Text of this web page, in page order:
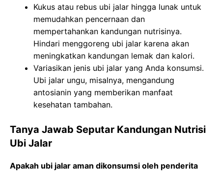
Kukus atau rebus ubi jalar hingga lunak untuk
memudahkan pencernaan dan
mempertahankan kandungan nutrisinya.
Hindari menggoreng ubi jalar karena akan
meningkatkan kandungan lemak dan kalori.
Variasikan jenis ubi jalar yang Anda konsumsi.
Ubi jalar ungu, misalnya, mengandung
antosianin yang memberikan manfaat
kesehatan tambahan.
Tanya Jawab Seputar Kandungan Nutrisi
Ubi Jalar
Apakah ubi jalar aman dikonsumsi oleh penderita